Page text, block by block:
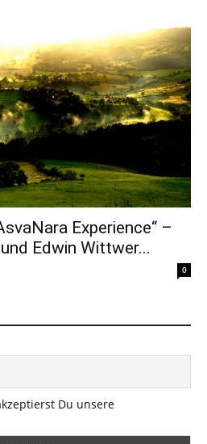
Experience“ –
Edwin Wittwer...
0
Du unsere